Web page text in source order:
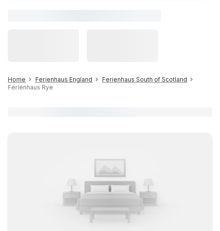
Home Ferienhaus England
Ferienhaus South of Scotland
Ferienhaus Rye